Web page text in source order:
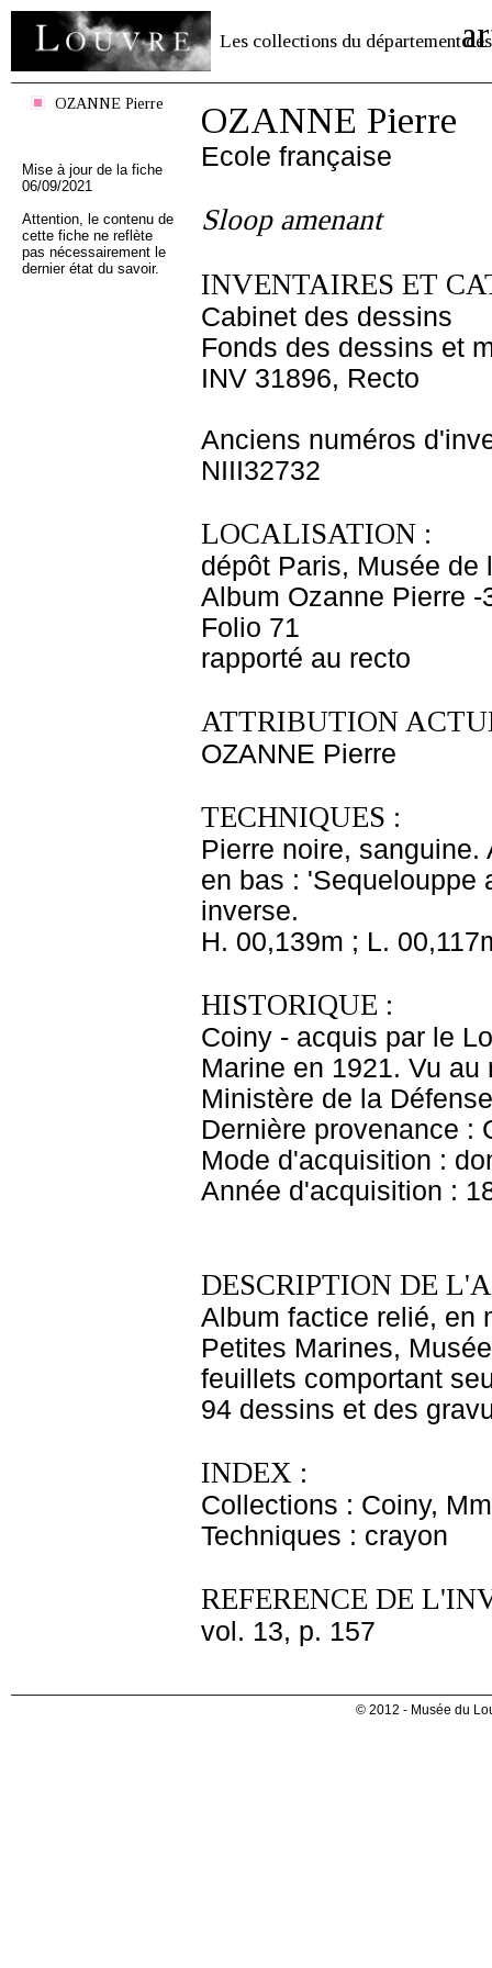
Les collections du département des
OZANNE Pierre
Mise à jour de la fiche
06/09/2021
Attention, le contenu de
cette fiche ne reflète
pas nécessairement le
dernier état du savoir.
OZANNE Pierre
Ecole française
Sloop amenant
INVENTAIRES ET
Cabinet des dessins
Fonds des dessins et
INV 31896, Recto
Anciens numéros
NIII32732
LOCALISATION :
dépôt Paris, Musée de
Album Ozanne Pierre -
Folio 71
rapporté au recto
ATTRIBUTION
OZANNE Pierre
TECHNIQUES :
Pierre noire,
en bas : 'Sequelouppe
inverse.
H. 00,139m ; L.
HISTORIQUE :
Coiny - acquis par le
Marine en 1921. Vu
Ministère de la
Dernière provenance :
Mode d'acquisition :
Année d'acquisition :
DESCRIPTION DE
Album factice relié, en
Petites Marines,
feuillets comportant
94 dessins et des
INDEX :
Collections : Coiny,
Techniques : crayon
REFERENCE DE
vol. 13, p. 157
© 2012 - Musée du